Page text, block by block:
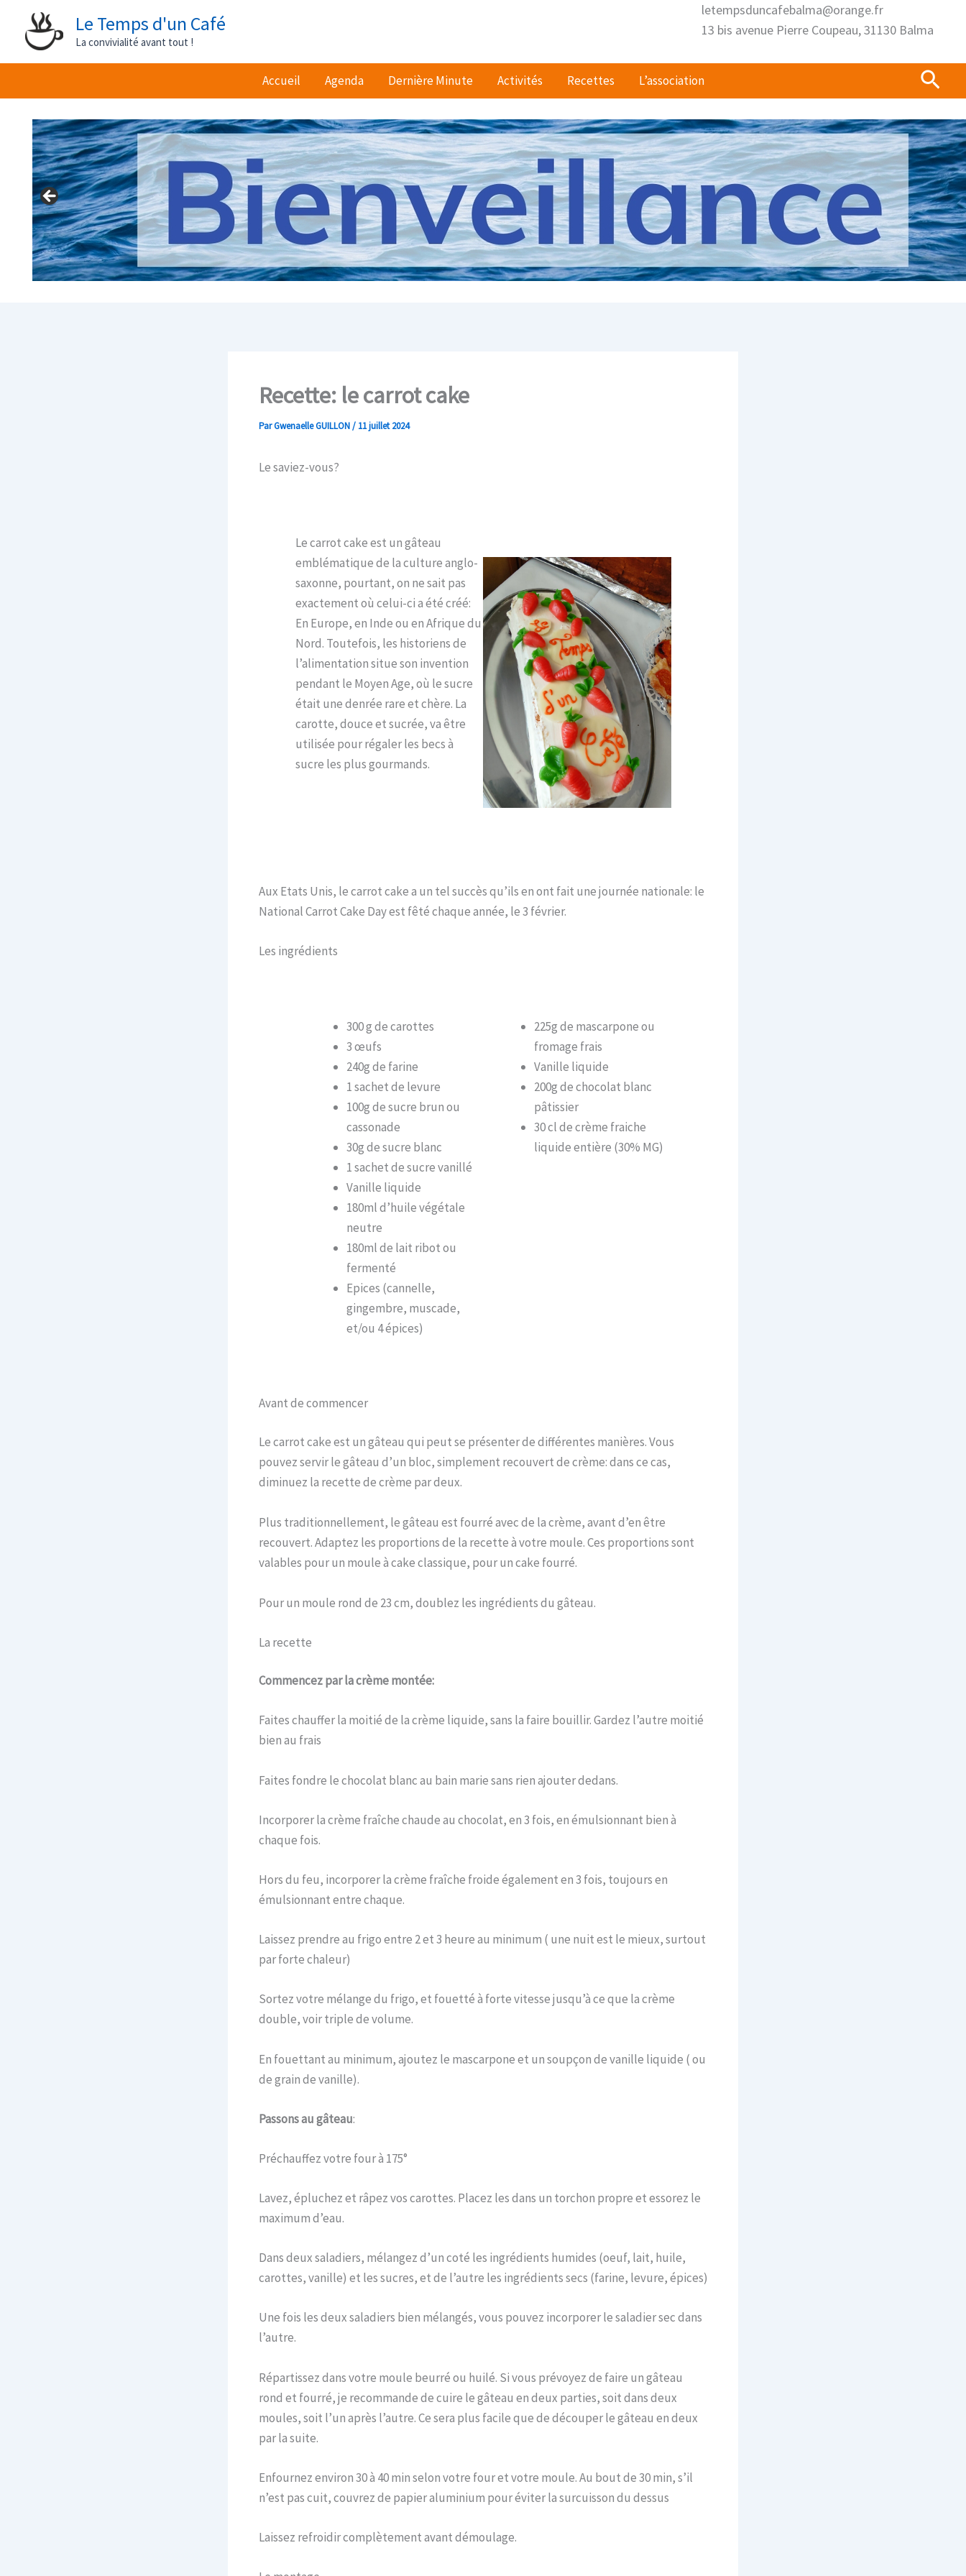
contenu
Le Temps d'un Café
La convivialité avant tout !
letempsduncafebalma@orange.fr
13 bis avenue Pierre Coupeau, 31130 Balma
Accueil Agenda Dernière Minute Activités Recettes L’association
Recette: le carrot cake
ParGwenaelle GUILLON/ 11 juillet 2024
Le saviez-vous?
Le carrot cake est un gâteau
emblématique de la culture anglo-
saxonne, pourtant, on ne sait pas
exactement où celui-ci a été créé:
En Europe, en Inde ou en Afrique du
Nord. Toutefois, les historiens de
l’alimentation situe son invention
pendant le Moyen Age, où le sucre
était une denrée rare et chère. La
carotte, douce et sucrée, va être
utilisée pour régaler les becs à
sucre les plus gourmands.
Aux Etats Unis, le carrot cake a un tel succès qu’ils en ont fait une journée nationale: le
National Carrot Cake Day est fêté chaque année, le 3 février.
Les ingrédients
300 g de carottes
3 œufs
240g de farine
1 sachet de levure
100g de sucre brun ou
cassonade
30g de sucre blanc
1 sachet de sucre vanillé
Vanille liquide
180ml d’huile végétale
neutre
180ml de lait ribot ou
fermenté
Epices (cannelle,
gingembre, muscade,
et/ou 4 épices)
225g de mascarpone ou
fromage frais
Vanille liquide
200g de chocolat blanc
pâtissier
30 cl de crème fraiche
liquide entière (30% MG)
Avant de commencer
Le carrot cake est un gâteau qui peut se présenter de différentes manières. Vous
pouvez servir le gâteau d’un bloc, simplement recouvert de crème: dans ce cas,
diminuez la recette de crème par deux.
Plus traditionnellement, le gâteau est fourré avec de la crème, avant d’en être
recouvert. Adaptez les proportions de la recette à votre moule. Ces proportions sont
valables pour un moule à cake classique, pour un cake fourré.
Pour un moule rond de 23 cm, doublez les ingrédients du gâteau.
La recette
Commencez par la crème montée:
Faites chauffer la moitié de la crème liquide, sans la faire bouillir. Gardez l’autre moitié
bien au frais
Faites fondre le chocolat blanc au bain marie sans rien ajouter dedans.
Incorporer la crème fraîche chaude au chocolat, en 3 fois, en émulsionnant bien à
chaque fois.
Hors du feu, incorporer la crème fraîche froide également en 3 fois, toujours en
émulsionnant entre chaque.
Laissez prendre au frigo entre 2 et 3 heure au minimum ( une nuit est le mieux, surtout
par forte chaleur)
Sortez votre mélange du frigo, et fouetté à forte vitesse jusqu’à ce que la crème
double, voir triple de volume.
En fouettant au minimum, ajoutez le mascarpone et un soupçon de vanille liquide ( ou
de grain de vanille).
Passons au gâteau:
Préchauffez votre four à 175°
Lavez, épluchez et râpez vos carottes. Placez les dans un torchon propre et essorez le
maximum d’eau.
Dans deux saladiers, mélangez d’un coté les ingrédients humides (oeuf, lait, huile,
carottes, vanille) et les sucres, et de l’autre les ingrédients secs (farine, levure, épices)
Une fois les deux saladiers bien mélangés, vous pouvez incorporer le saladier sec dans
l’autre.
Répartissez dans votre moule beurré ou huilé. Si vous prévoyez de faire un gâteau
rond et fourré, je recommande de cuire le gâteau en deux parties, soit dans deux
moules, soit l’un après l’autre. Ce sera plus facile que de découper le gâteau en deux
par la suite.
Enfournez environ 30 à 40 min selon votre four et votre moule. Au bout de 30 min, s’il
n’est pas cuit, couvrez de papier aluminium pour éviter la surcuisson du dessus
Laissez refroidir complètement avant démoulage.